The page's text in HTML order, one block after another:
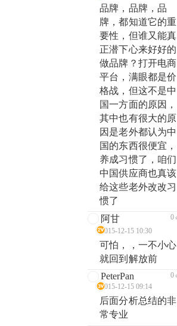
品牌，品牌，品
牌，都知道它的重
要性，但谁又能真
正潜下心来好好的
做品牌？打开电商
平台，满眼都是价
格战，但这不是中
国一方面的原因，
其中也有很大的原
因是老外都认为中
国的东西很便宜，
养成习惯了，咱们
中国供应商也真该
给这些老外改改习
惯了
阿甘
2015-12-15 10:30
0
可怕，，一不小心
就回到解放前
PeterPan
2015-12-15 09:14
0
后面分析总结的非
常专业